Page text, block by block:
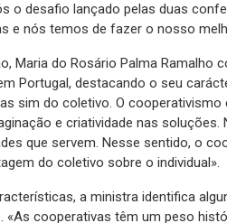
o desafio lançado pelas duas
e nós temos de fazer o nosso
Maria do Rosário Palma
Portugal, destacando o seu
sim do coletivo. O
e criatividade nas
que servem. Nesse sentido, o
do coletivo sobre o individual».
a ministra identifica
«As cooperativas têm um peso